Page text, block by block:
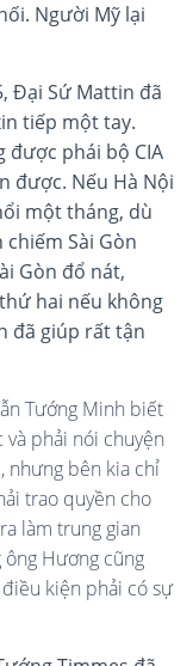
Người Mỹ lại
Đại Sứ Mattin đã
tiếp một tay.
được phái bộ CIA
được. Nếu Hà Nội
một tháng, dù
Sài Gòn
Gòn đổ nát,
hai nếu không
đã giúp rất tận
Tướng Minh biết
phải nói chuyện
nhưng bên kia chỉ
trao quyền cho
làm trung gian
Hương cũng
kiện phải có sự